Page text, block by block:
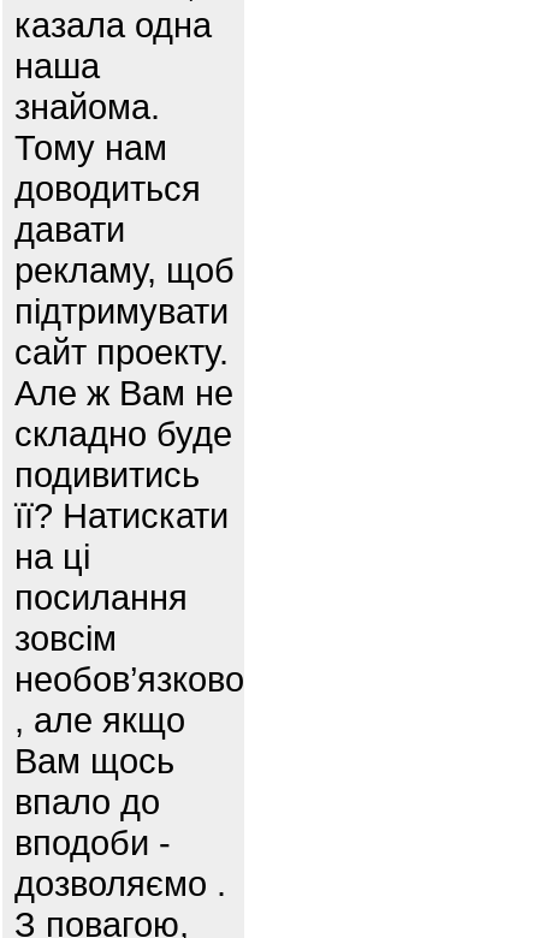
казала одна
наша
знайома.
Тому нам
доводиться
давати
рекламу, щоб
підтримувати
сайт проекту.
Але ж Вам не
складно буде
подивитись
її? Натискати
на ці
посилання
зовсім
необов’язково
, але якщо
Вам щось
впало до
вподоби -
дозволяємо .
З повагою,